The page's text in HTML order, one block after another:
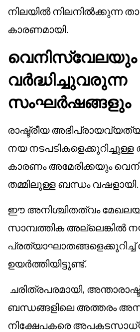
നിലയിൽ നിലനിൽക്കുന്ന
കാരണമായി.
വെനിസ്വേലയും
വർദ്ധിച്ചുവരുന്ന
സംഘർഷങ്ങളും
രാഷ്ട്രീയ
നയ
കാരണം അമേരിക്കയും
തമ്മിലുള്ള ബന്ധം വഷളായി.
ഈ അനിശ്ചിതത്വം
സാമ്പത്തിക അല്ലെങ്കിൽ
ഉയർത്തിയിട്ടുണ്ട്.
ചരിത്രപരമായി,
ബന്ധങ്ങളിലെ അത്തരം
നിക്ഷേപകരെ